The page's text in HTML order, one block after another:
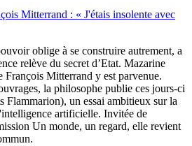
Mitterrand : « J'étais insolente avec
oblige à se construire autrement, a
relève du secret d’Etat. Mazarine
François Mitterrand y est parvenue.
la philosophe publie ces jours-ci
Flammarion), un essai ambitieux sur la
artificielle. Invitée de
Un monde, un regard, elle revient